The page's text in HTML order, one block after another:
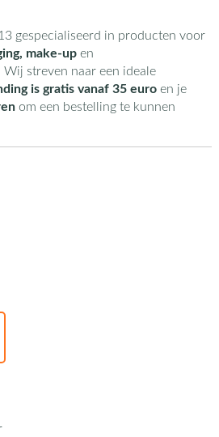
gespecialiseerd in producten voor
make-upen
Wij streven naar een ideale
is gratis vanaf 35 euroen je
om een bestelling te kunnen